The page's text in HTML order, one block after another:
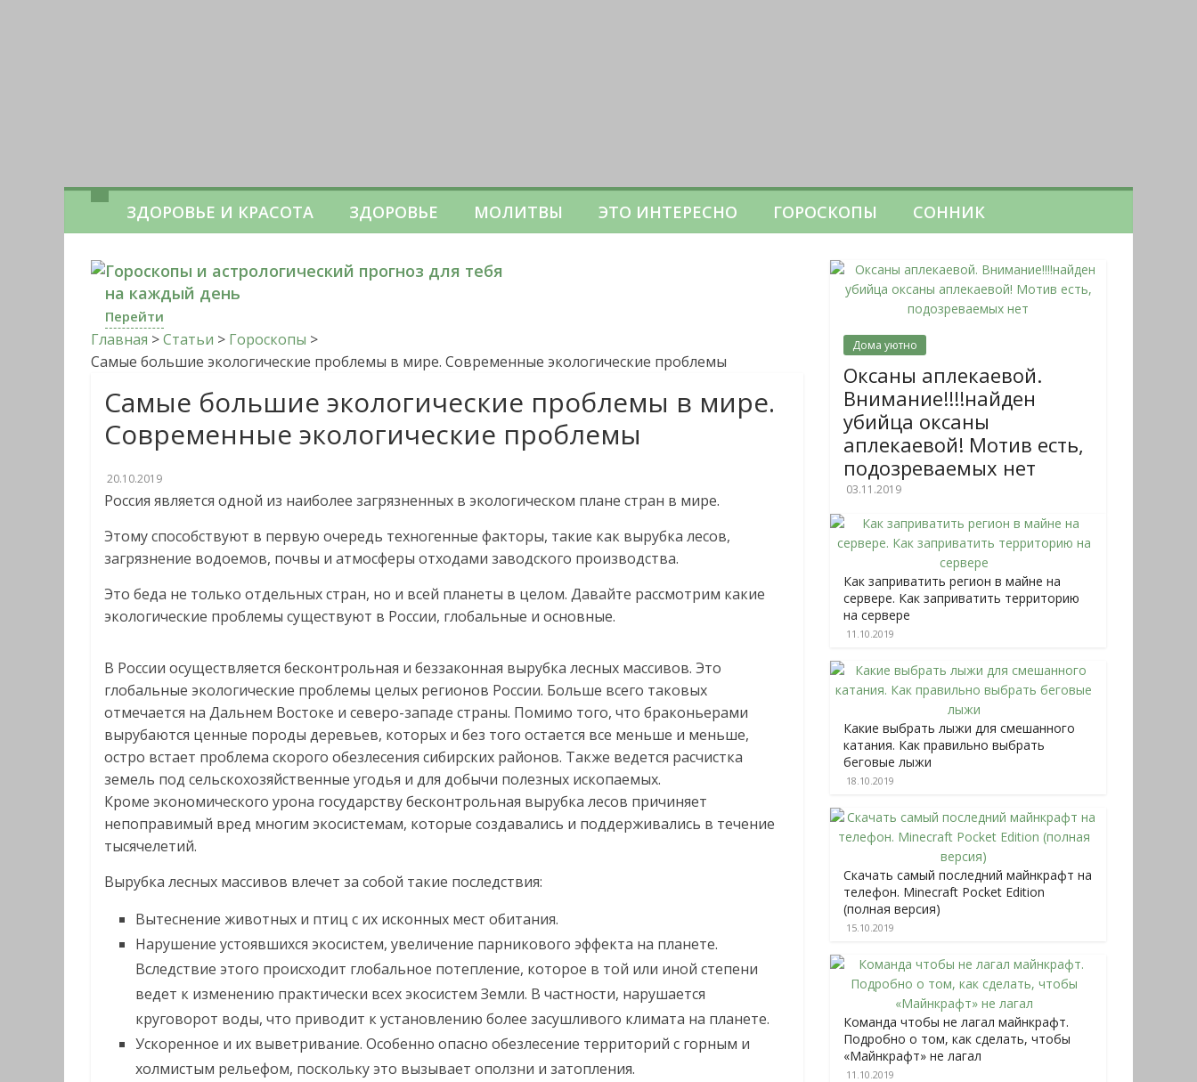
ЗДОРОВЬЕ И КРАСОТА ЗДОРОВЬЕ МОЛИТВЫ ЭТО ИНТЕРЕСНО ГОРОСКОПЫ СОННИК
Гороскопы и астрологический прогноз для тебя
на каждый день
Перейти
Главная >Статьи > Гороскопы >
Самые большие экологические проблемы в мире. Современные экологические проблемы
Самые большие экологические проблемы в мире.
Современные экологические проблемы
20.10.2019
Россия является одной из наиболее загрязненных в экологическом плане стран в мире.
Этому способствуют в первую очередь техногенные факторы, такие как вырубка лесов,
загрязнение водоемов, почвы и атмосферы отходами заводского производства.
Это беда не только отдельных стран, но и всей планеты в целом. Давайте рассмотрим какие
экологические проблемы существуют в России, глобальные и основные.
В России осуществляется бесконтрольная и беззаконная вырубка лесных массивов. Это
глобальные экологические проблемы целых регионов России. Больше всего таковых
отмечается на Дальнем Востоке и северо-западе страны. Помимо того, что браконьерами
вырубаются ценные породы деревьев, которых и без того остается все меньше и меньше,
остро встает проблема скорого обезлесения сибирских районов. Также ведется расчистка
земель под сельскохозяйственные угодья и для добычи полезных ископаемых.
Кроме экономического урона государству бесконтрольная вырубка лесов причиняет
непоправимый вред многим экосистемам, которые создавались и поддерживались в течение
тысячелетий.
Вырубка лесных массивов влечет за собой такие последствия:
Вытеснение животных и птиц с их исконных мест обитания.
Нарушение устоявшихся экосистем, увеличение парникового эффекта на планете.
Вследствие этого происходит глобальное потепление, которое в той или иной степени
ведет к изменению практически всех экосистем Земли. В частности, нарушается
круговорот воды, что приводит к установлению более засушливого климата на планете.
Ускоренное и их выветривание. Особенно опасно обезлесение территорий с горным и
холмистым рельефом, поскольку это вызывает оползни и затопления.
Дома уютно
Оксаны аплекаевой.
Внимание!!!!найден
убийца оксаны
аплекаевой! Мотив есть,
подозреваемых нет
03.11.2019
Как заприватить регион в майне на
сервере. Как заприватить территорию
на сервере
11.10.2019
Какие выбрать лыжи для смешанного
катания. Как правильно выбрать
беговые лыжи
18.10.2019
Скачать самый последний майнкрафт на
телефон. Minecraft Pocket Edition
(полная версия)
15.10.2019
Команда чтобы не лагал майнкрафт.
Подробно о том, как сделать, чтобы
«Майнкрафт» не лагал
11.10.2019